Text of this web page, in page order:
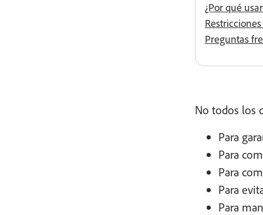
¿Por qué
Preguntas
No todos los
Para
Para
Para
Para
Para